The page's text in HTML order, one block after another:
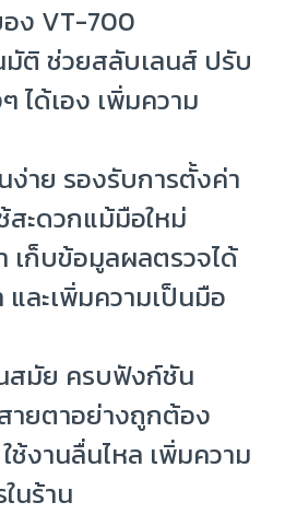
ง VT-700
ติ ช่วยสลับเลนส์ ปรับ
ได้เอง เพิ่มความ
ง่าย รองรับการตั้งค่า
สะดวกแม้มือใหม่
เก็บข้อมูลผลตรวจได้
และเพิ่มความเป็นมือ
มัย ครบฟังก์ชัน
ายตาอย่างถูกต้อง
งานลื่นไหล เพิ่มความ
นร้าน